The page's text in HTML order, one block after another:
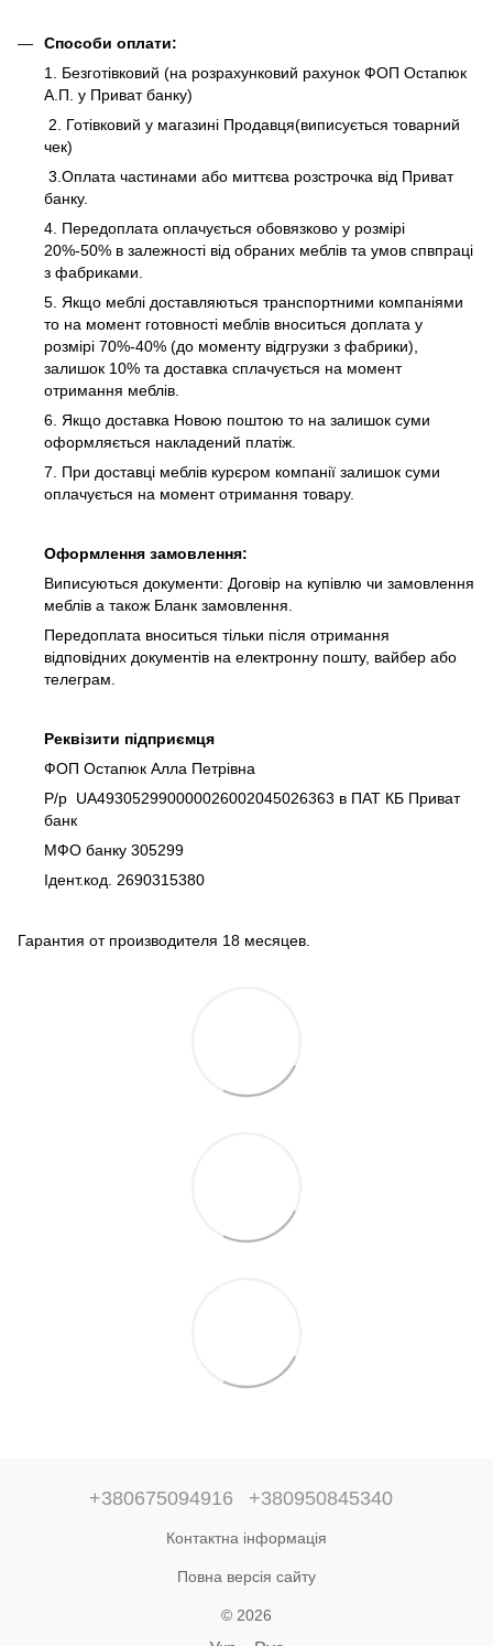
Способи оплати:
1. Безготівковий (на розрахунковий рахунок ФОП Остапюк
А.П. у Приват банку)
2. Готівковий у магазині Продавця(виписується товарний
чек)
3.Оплата частинами або миттєва розстрочка від Приват
банку.
4. Передоплата оплачується обовязково у розмірі
20%-50% в залежності від обраних меблів та умов спвпраці
з фабриками.
5. Якщо меблі доставляються транспортними компаніями
то на момент готовності меблів вноситься доплата у
розмірі 70%-40% (до моменту відгрузки з фабрики),
залишок 10% та доставка сплачується на момент
отримання меблів.
6. Якщо доставка Новою поштою то на залишок суми
оформляється накладений платіж.
7. При доставці меблів курєром компанії залишок суми
оплачується на момент отримання товару.
Оформлення замовлення:
Виписуються документи: Договір на купівлю чи замовлення
меблів а також Бланк замовлення.
Передоплата вноситься тільки після отримання
відповідних документів на електронну пошту, вайбер або
телеграм.
Реквізити підприємця
ФОП Остапюк Алла Петрівна
Р/р UA493052990000026002045026363 в ПАТ КБ Приват
банк
МФО банку 305299
Ідент.код. 2690315380
Гарантия от производителя 18 месяцев.
+380675094916 +380950845340
Контактна інформація
Повна версія сайту
© 2026